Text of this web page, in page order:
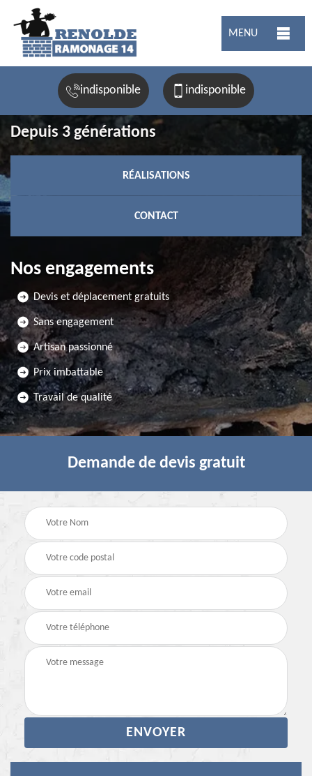
MENU
indisponible indisponible
Depuis 3 générations
RÉALISATIONS
CONTACT
Nos engagements
Devis et déplacement gratuits
Sans engagement
Artisan passionné
Prix imbattable
Travail de qualité
Demande de devis gratuit